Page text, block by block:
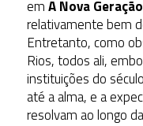
emA Nova Geração
relativamente bem
Entretanto, como
Rios, todos ali,
instituições do
até a alma, e a
resolvam ao longo